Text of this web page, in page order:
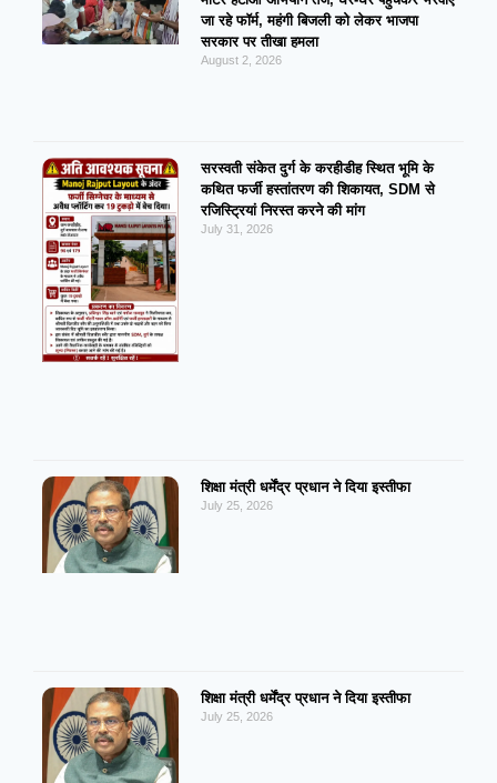
जा रहे फॉर्म, महंगी बिजली को लेकर भाजपा
सरकार पर तीखा हमला
August 2, 2026
सरस्वती संकेत दुर्ग के करहीडीह स्थित भूमि के
कथित फर्जी हस्तांतरण की शिकायत, SDM से
रजिस्ट्रियां निरस्त करने की मांग
July 31, 2026
शिक्षा मंत्री धर्मेंद्र प्रधान ने दिया इस्तीफा
July 25, 2026
शिक्षा मंत्री धर्मेंद्र प्रधान ने दिया इस्तीफा
July 25, 2026